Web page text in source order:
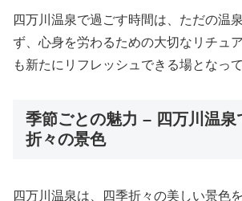
四万川温泉で過ごす時間は、ただの温
ず、心身を労わるための大切なリチュ
も新たにリフレッシュできる場となって
季節ごとの魅力 – 四万川温泉
折々の景色
四万川温泉は、四季折々の美しい景色